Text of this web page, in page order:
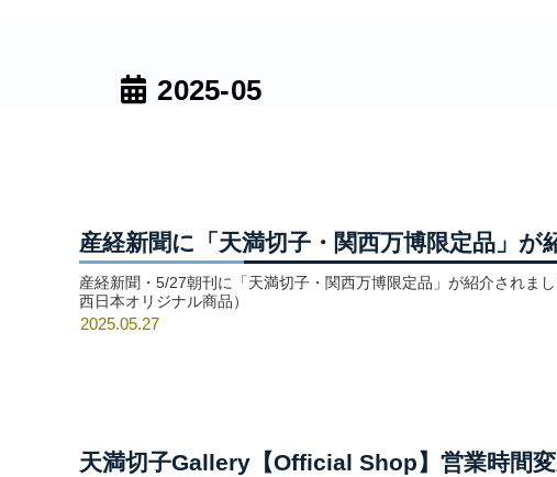
2025-05
産経新聞に「天満切子・関西万博限定品」が
産経新聞・5/27朝刊に「天満切子・関西万博限定品」が紹介されました。 産経ニュース Yahoo！ニュース EXPO2025オフィシャルストア（大阪・関
西日本オリジナル商品）
2025.05.27
天満切子Gallery【Official Shop】営業時間